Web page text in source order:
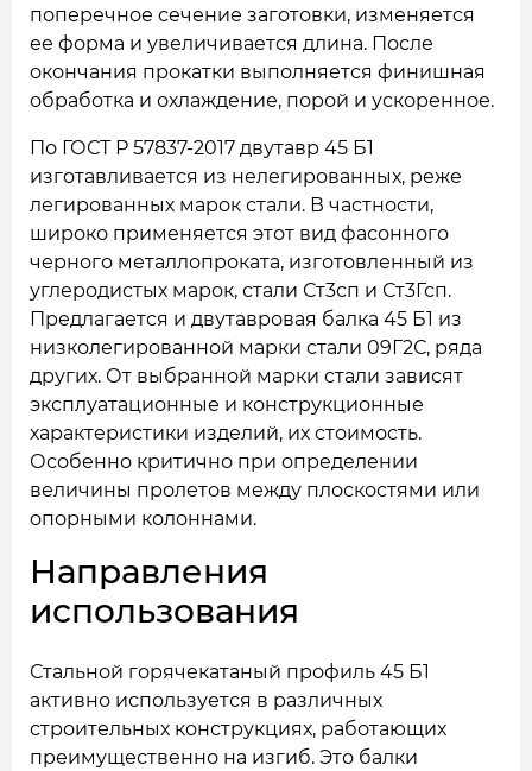
поперечное сечение заготовки, изменяется
ее форма и увеличивается длина. После
окончания прокатки выполняется финишная
обработка и охлаждение, порой и ускоренное.
По ГОСТ Р 57837-2017 двутавр 45 Б1
изготавливается из нелегированных, реже
легированных марок стали. В частности,
широко применяется этот вид фасонного
черного металлопроката, изготовленный из
углеродистых марок, стали Ст3сп и Ст3Гсп.
Предлагается и двутавровая балка 45 Б1 из
низколегированной марки стали 09Г2С, ряда
других. От выбранной марки стали зависят
эксплуатационные и конструкционные
характеристики изделий, их стоимость.
Особенно критично при определении
величины пролетов между плоскостями или
опорными колоннами.
Направления
использования
Стальной горячекатаный профиль 45 Б1
активно используется в различных
строительных конструкциях, работающих
преимущественно на изгиб. Это балки